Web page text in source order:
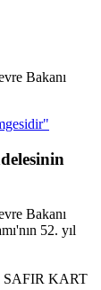
Bakanı
Bakanı
52. yıl